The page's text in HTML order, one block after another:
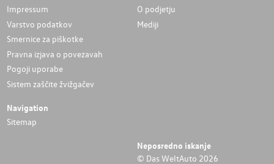
Impressum
Varstvo podatkov
Smernice za piškotke
Pravna izjava o povezavah
Pogoji uporabe
Sistem zaščite žvižgačev
O podjetju
Mediji
Navigation
Sitemap
Neposredno iskanje
© Das WeltAuto 2026